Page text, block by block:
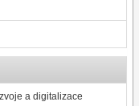
a digitalizace